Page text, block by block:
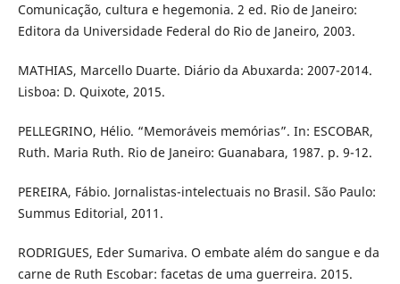
Comunicação, cultura e hegemonia. 2 ed. Rio de Janeiro:
Editora da Universidade Federal do Rio de Janeiro, 2003.
MATHIAS, Marcello Duarte. Diário da Abuxarda: 2007-2014.
Lisboa: D. Quixote, 2015.
PELLEGRINO, Hélio. “Memoráveis memórias”. In: ESCOBAR,
Ruth. Maria Ruth. Rio de Janeiro: Guanabara, 1987. p. 9-12.
PEREIRA, Fábio. Jornalistas-intelectuais no Brasil. São Paulo:
Summus Editorial, 2011.
RODRIGUES, Eder Sumariva. O embate além do sangue e da
carne de Ruth Escobar: facetas de uma guerreira. 2015.